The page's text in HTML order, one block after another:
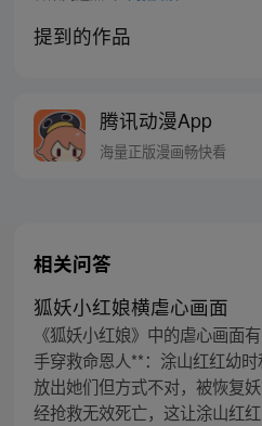
提到的作品
腾讯动漫App
海量正版漫画畅快看
相关问答
狐妖小红娘横虐心画面
《狐妖小红娘》中的虐心画面
手穿救命恩人**：涂山红红幼
放出她们但方式不对，被恢复
经抢救无效死亡，这让涂山红